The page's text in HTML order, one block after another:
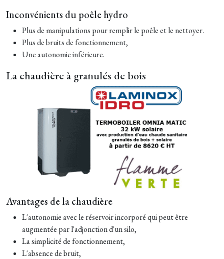
Inconvénients du poêle hydro
Plus de manipulations pour remplir le poêle et le nettoyer.
Plus de bruits de fonctionnement,
Une autonomie inférieure.
La chaudière à granulés de bois
Avantages de la chaudière
L'autonomie avec le réservoir incorporé qui peut être
augmentée par l'adjonction d'un silo,
La simplicité de fonctionnement,
L'absence de bruit,